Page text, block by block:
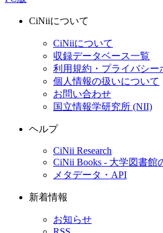
CiNiiについて
CiNiiについて
収録データベース一覧
利用規約・プライバシー
個人情報の扱いについて
お問い合わせ
国立情報学研究所 (NII)
ヘルプ
CiNii Research
CiNii Books - 大学図書館
メタデータ・API
新着情報
お知らせ